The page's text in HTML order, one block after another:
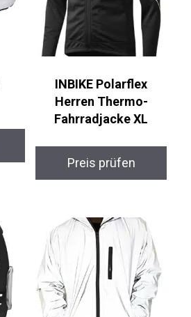
INBIKE Polarflex
Herren Thermo-
Fahrradjacke XL
Preis prüfen